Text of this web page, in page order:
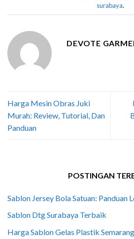
surabaya.
DEVOTE
Harga Mesin Obras Juki
Murah: Review, Tutorial, Dan
Panduan
POSTINGAN
Sablon Jersey Bola Satuan: Panduan
Sablon Dtg Surabaya Terbaik
Harga Sablon Gelas Plastik